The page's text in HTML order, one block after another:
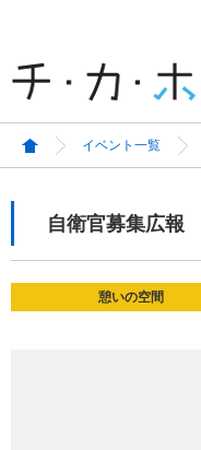
イベント一覧
自衛官募集広報
憩いの空間